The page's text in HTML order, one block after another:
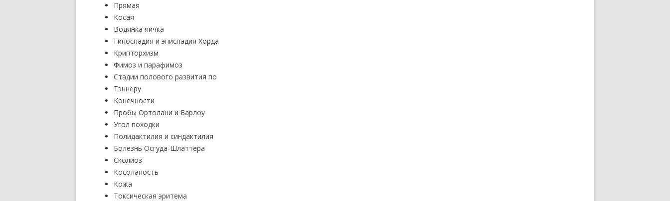
Прямая
Косая
Водянка яичка
Гипоспадия и эписпадия Хорда
Крипторхизм
Фимоз и парафимоз
Стадии полового развития по
Тэннеру
Конечности
Пробы Ортолани и Барлоу
Угол походки
Полидактилия и синдактилия
Болезнь Осгуда-Шлаттера
Сколиоз
Косолапость
Кожа
Токсическая эритема